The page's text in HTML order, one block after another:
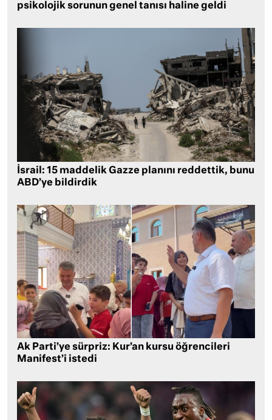
psikolojik sorunun genel tanısı haline geldi
İsrail: 15 maddelik Gazze planını reddettik, bunu
ABD’ye bildirdik
Ak Parti’ye sürpriz: Kur’an kursu öğrencileri
Manifest’i istedi